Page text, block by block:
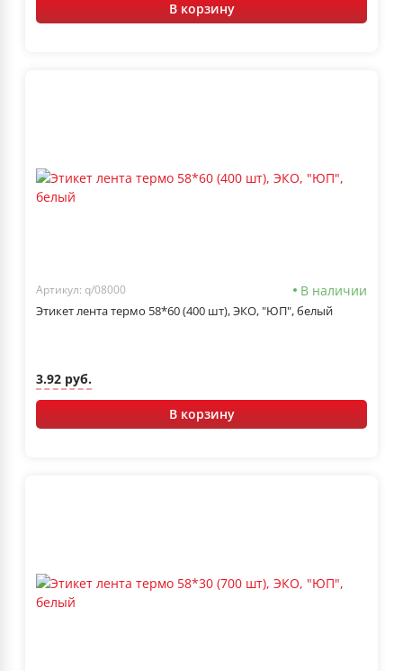
В корзину
Артикул: q/08000 В наличии
Этикет лента термо 58*60 (400 шт), ЭКО, "ЮП", белый
3.92 руб.
В корзину